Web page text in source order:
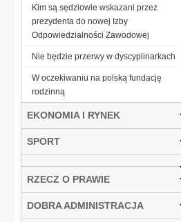
Kim są sędziowie wskazani przez
prezydenta do nowej Izby
Odpowiedzialności Zawodowej
Nie będzie przerwy w dyscyplinarkach
W oczekiwaniu na polską fundację
rodzinną
EKONOMIA I RYNEK
SPORT
RZECZ O PRAWIE
DOBRA ADMINISTRACJA